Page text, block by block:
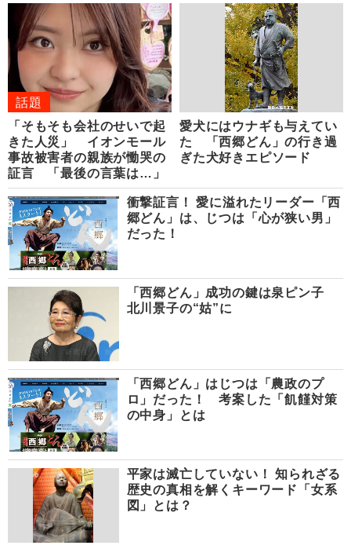
話題
「そもそも会社のせいで起
きた人災」 イオンモール
事故被害者の親族が慟哭の
証言 「最後の言葉は…」
愛犬にはウナギも与えてい
た 「西郷どん」の行き過
ぎた犬好きエピソード
衝撃証言！ 愛に溢れたリーダー「西
郷どん」は、じつは「心が狭い男」
だった！
「西郷どん」成功の鍵は泉ピン子
北川景子の“姑”に
「西郷どん」はじつは「農政のプ
ロ」だった！ 考案した「飢饉対策
の中身」とは
平家は滅亡していない！ 知られざる
歴史の真相を解くキーワード「女系
図」とは？